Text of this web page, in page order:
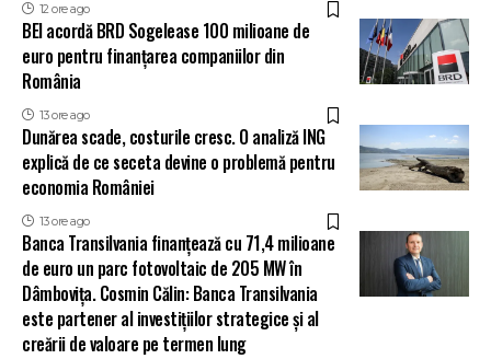
12 ore ago
BEI acordă BRD Sogelease 100 milioane de
euro pentru finanțarea companiilor din
România
13 ore ago
Dunărea scade, costurile cresc. O analiză ING
explică de ce seceta devine o problemă pentru
economia României
13 ore ago
Banca Transilvania finanțează cu 71,4 milioane
de euro un parc fotovoltaic de 205 MW în
Dâmbovița. Cosmin Călin: Banca Transilvania
este partener al investițiilor strategice și al
creării de valoare pe termen lung